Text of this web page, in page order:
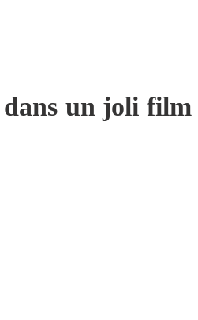
dans un joli film